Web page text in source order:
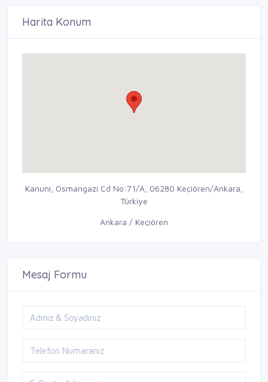
Harita Konum
Kanuni, Osmangazi Cd No:71/A, 06280 Keçiören/Ankara,
Türkiye
Ankara / Keçiören
Mesaj Formu